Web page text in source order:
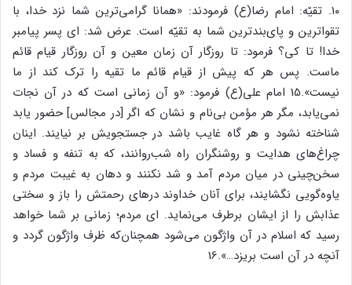
۱۰. تقیّه: امام رضا(ع) فرمودند: «همانا گرامی‌ترین شما نزد خدا، با
تقواترین و پای‌بندترین شما به تقیّه است. عرض شد: ای پسر پیامبر
خدا! تا کی؟ فرمود: تا روزگار آن زمان معین و آن روزگار قیام قائم
ماست. پس هر که پیش از قیام قائم ما تقیه را ترک کند از ما
نیست».15 امام علی(ع) فرمود: «و آن زمانی است که در آن نجات
نمی‌یابد، مگر هر مؤمن بی‌نام و نشان که اگر [در مجالس] حضور یابد
شناخته نشود و هر گاه غایب باشد در جستجویش بر نیایند. اینان
چراغ‌های هدایت و روشنگران راه شب‌روانند، که به تنفه و فساد و
سخن‌چینی در میان مردم آمد و شد نکنند و دهان به غیبت‌ مردم و
یاوه‌گویی نگشایند، برای آنان خداوند درهای رحمتش را باز و سختی
عذابش را از ایشان برطرف می‌نماید. ای مردم؛ زمانی بر شما خواهد
رسید که اسلام در آن واژگون می‌شود همچنان‌که ظرف واژگون گردد و
آنچه در آن است بریزد…».16